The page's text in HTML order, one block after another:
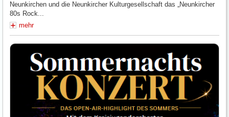
Neunkirchen und die Neunkircher Kulturgesellschaft das „Neunkircher
80s Rock...
mehr